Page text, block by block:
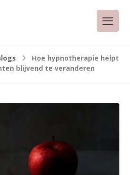
Hoe hypnotherapie helpt
blijvend te veranderen